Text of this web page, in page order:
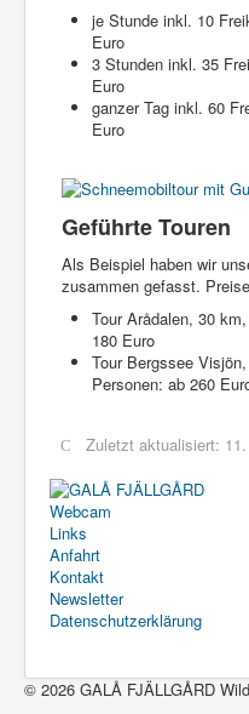
je Stunde inkl. 10
Euro
3 Stunden inkl. 35
Euro
ganzer Tag inkl. 60
Euro
Geführte Touren
Als Beispiel haben wir
zusammen gefasst.
Tour Arådalen, 30
180 Euro
Tour Bergssee
Personen: ab 260
Zuletzt aktualisiert:
Webcam
Links
Anfahrt
Kontakt
Newsletter
Datenschutzerklärung
© 2026 GALÅ FJÄLLGÅRD